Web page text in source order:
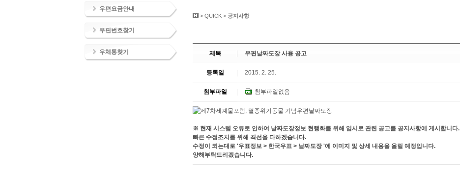
우편요금안내
우편번호찾기
우체통찾기
> QUICK > 공지사항
제목 우편날짜도장 사용 공고
등록일 2015. 2. 25.
첨부파일 첨부파일없음
※ 현재 시스템 오류로 인하여 날짜도장정보 현행화를 위해 임시로 관련 공고를 공지사항에 게시합니다.
빠른 수정조치를 위해 최선을 다하겠습니다.
수정이 되는대로 '우표정보 > 한국우표 > 날짜도장 '에 이미지 및 상세 내용을 올릴 예정입니다.
양해부탁드리겠습니다.